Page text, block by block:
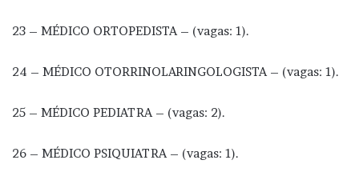
23 – MÉDICO ORTOPEDISTA – (vagas: 1).
24 – MÉDICO OTORRINOLARINGOLOGISTA – (vagas: 1).
25 – MÉDICO PEDIATRA – (vagas: 2).
26 – MÉDICO PSIQUIATRA – (vagas: 1).